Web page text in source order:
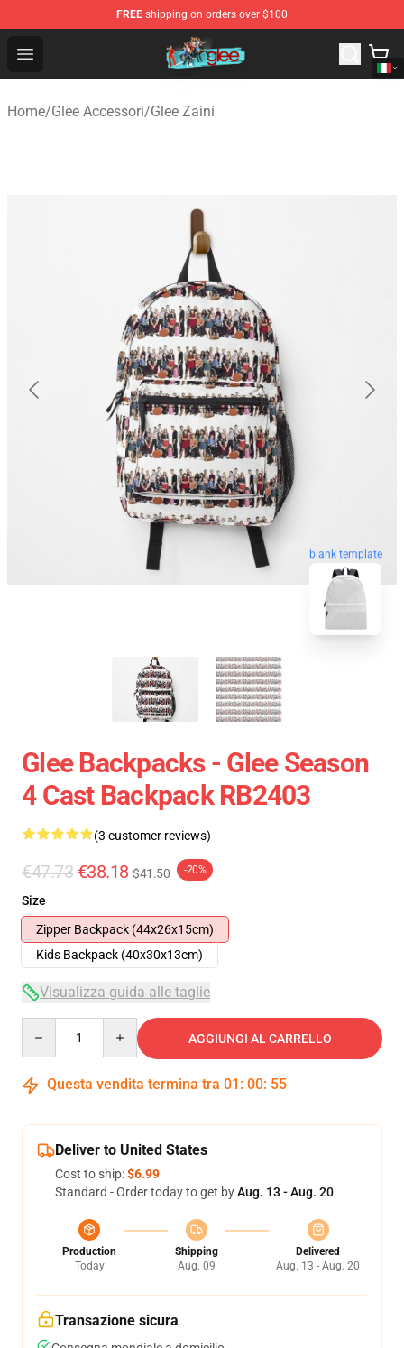
FREE shipping on orders over $100
Open menu
Glee Store - Official Glee Merchandise Shop
Home/Glee Accessori/Glee Zaini
blank template
Glee Backpacks - Glee Season
4 Cast Backpack RB2403
(3 customer reviews)
€47.73 €38.18 $41.50 -20%
Size
Zipper Backpack (44x26x15cm)
Kids Backpack (40x30x13cm)
Visualizza guida alle taglie
AGGIUNGI AL CARRELLO
Questa vendita termina tra 01 : 00: 54
Deliver to United States
Cost to ship:$6.99
Standard - Order today to get byAug. 13 - Aug. 20
Production
Today
Shipping
Aug. 09
Delivered
Aug. 13 - Aug. 20
Transazione sicura